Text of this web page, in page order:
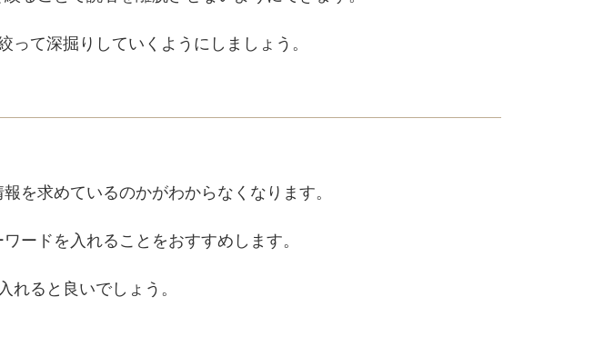
て深掘りしていくようにしましょう。
を求めているのかがわからなくなります。
ードを入れることをおすすめします。
ると良いでしょう。